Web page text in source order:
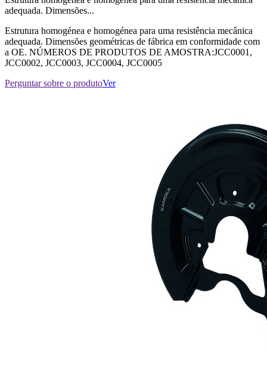
adequada. Dimensões...
Estrutura homogénea e homogénea para uma resistência mecânica
adequada. Dimensões geométricas de fábrica em conformidade com
a OE. NÚMEROS DE PRODUTOS DE AMOSTRA:JCC0001,
JCC0002, JCC0003, JCC0004, JCC0005
Perguntar sobre o produtoVer